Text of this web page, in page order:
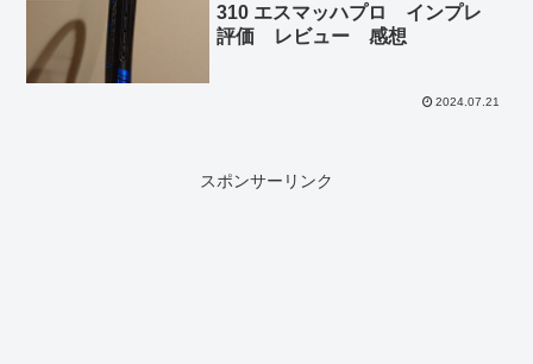
310 エスマッハプロ インプレ
評価 レビュー 感想
2024.07.21
スポンサーリンク